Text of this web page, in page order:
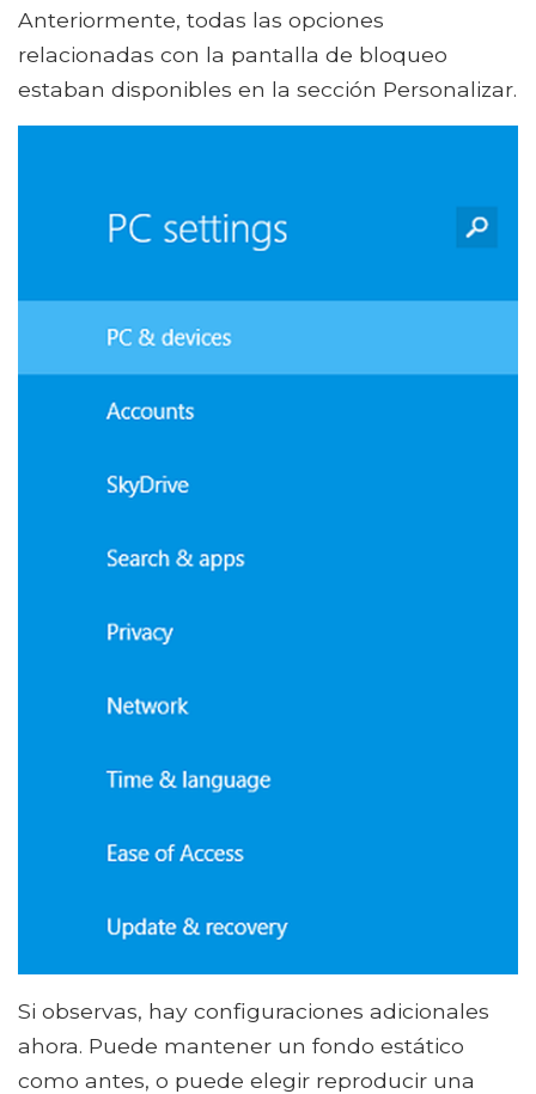
Anteriormente, todas las opciones
relacionadas con la pantalla de bloqueo
estaban disponibles en la sección Personalizar.
Si observas, hay configuraciones adicionales
ahora. Puede mantener un fondo estático
como antes, o puede elegir reproducir una